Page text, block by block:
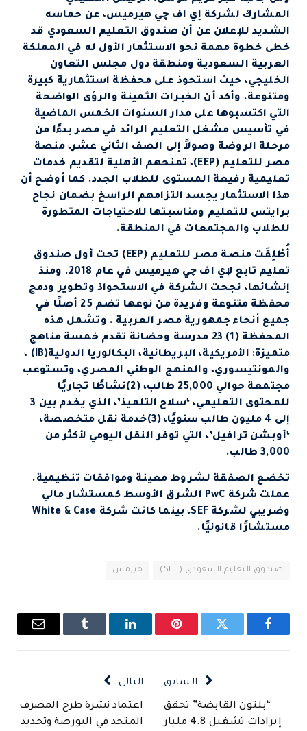
المشارك لشركة إي اف چي هيرميس، عن حماسه
الشديد للإعلان عن أن صندوق التعليم السعودي قد
خطى خطوة مهمة نحو الاستثمار الأول له في المملكة
العربية السعودية ومنطقة دول مجلس التعاون
الخليجي، حيث استحوذ على محفظة استثمارية كبيرة
ومتنوعة. وأكد أن الخبرات الثمينة والرؤى الواضحة
التي اكتسبوها على مدار السنوات الخمس الماضية
في تأسيس مشغل التعليم الرائد في مصر بدءًا من
مرحلة الروضة وصولاً إلى الصف الثاني عشر، منصة
مصر للتعليم (EEP)، تمنحهم الأهلية لتقديم خدمات
تعليمية رفيعة المستوى للطلاب الجدد. كما أوضح أن
هذا الاستثمار يجسد التزامهم الراسخ بضمان نجاح
برايتس للتعليم ومناسبتها للاحتياجات المتطورة
للطلاب والمجتمعات في المنطقة.
أُطْلِقَت منصة مصر للتعليم (EEP) تحت أول صندوق
تعليم تابع لإي اف چي هيرميس في عام 2018. ومنذ
إنشائها، نجحت الشركة في الاستحواذ وتطوير ودمج
محفظة متنوعة وفريدة من نوعها تضم 25 أصلًا في
جميع أنحاء جمهورية مصر العربية . وتشمل هذه
المحفظة (1) 23 مدرسة وحضانة تقدم خمسة مناهج
متميزة: الأمريكية، البريطانية، البكالوريا الدولية(IB) ،
والمونتيسوري، والمنهج الوطني المصري، وتستوعب
مجتمعة حوالي 25,000 طالب، (2)نشاطًا تجاريًا
للمحتوى التعليمي، ‘سلاح التلميذ’، الذي يخدم بين 3
إلى 4 مليون طالب سنويًا، (3)خدمة نقل متخصصة،
‘أوبشن ترافيل’، التي توفر النقل اليومي لأكثر من
3,000 طالب.
تخضع الصفقة لشروط معينة وموافقات تنظيمية.
عملت شركة PwC الشرق الأوسط كمستشار مالي
وضريبي لشركة SEF، بينما كانت شركة White & Case
مستشارًا قانونيًا.
صندوق التعليم السعودي (SEF) هيرمس
فيسبوك تويتر بينتيريستلينكدإن Tumblr
البريد
السابق
“بلتون القابضة” تحقق
إيرادات تشغيل 4.8 مليار
التالي
اعتماد نشرة طرح المصرف
المتحد في البورصة وتحديد